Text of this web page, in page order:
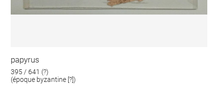
papyrus
395 / 641 (?)
(époque byzantine [?])